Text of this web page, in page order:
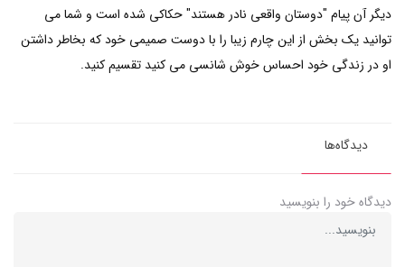
دیگر آن پیام "دوستان واقعی نادر هستند" حکاکی شده است و شما می
توانید یک بخش از این چارم زیبا را با دوست صمیمی خود که بخاطر داشتن
او در زندگی خود احساس خوش شانسی می کنید تقسیم کنید.
دیدگاه‌ها
دیدگاه خود را بنویسید